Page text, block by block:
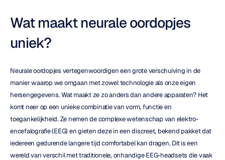
Wat maakt neurale oordopjes
uniek?
Neurale oordopjes vertegenwoordigen een grote verschuiving in de
manier waarop we omgaan met zowel technologie als onze eigen
hersengegevens. Wat maakt ze zo anders dan andere apparaten? Het
komt neer op een unieke combinatie van vorm, functie en
toegankelijkheid. Ze nemen de complexe wetenschap van elektro-
encefalografie (EEG) en gieten deze in een discreet, bekend pakket dat
iedereen gedurende langere tijd comfortabel kan dragen. Dit is een
wereld van verschil met traditionele, onhandige EEG-headsets die vaak